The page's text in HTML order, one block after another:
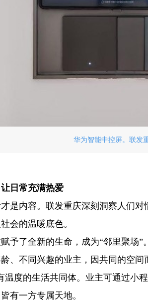
华为智能中控屏。联发
日常充满热爱
是内容。联发重庆深刻洞察人们
会的温暖底色。
予了全新的生命，成为“邻里聚场
、不同兴趣的业主，因共同的空
温度的生活共同体。业主可通过小
有一方专属天地。